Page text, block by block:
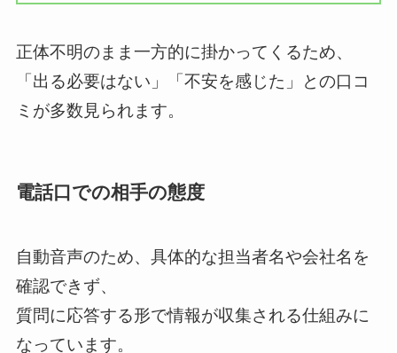
正体不明のまま一方的に掛かってくるため、
「出る必要はない」「不安を感じた」との口コ
ミが多数見られます。
電話口での相手の態度
自動音声のため、具体的な担当者名や会社名を
確認できず、
質問に応答する形で情報が収集される仕組みに
なっています。